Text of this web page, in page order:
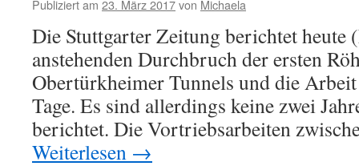
Publiziert am 23. März 2017von Michaela
Die Stuttgarter Zeitung berichtet heute
anstehenden Durchbruch der ersten
Obertürkheimer Tunnels und die
Tage. Es sind allerdings keine zwei
berichtet. Die Vortriebsarbeiten
Weiterlesen →